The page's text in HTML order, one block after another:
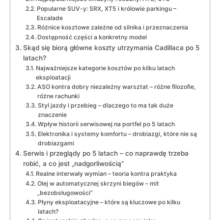
Popularne SUV-y: SRX, XT5 i królowie parkingu –
Escalade
Różnice kosztowe zależne od silnika i przeznaczenia
Dostępność części a konkretny model
Skąd się biorą główne koszty utrzymania Cadillaca po 5
latach?
Najważniejsze kategorie kosztów po kilku latach
eksploatacji
ASO kontra dobry niezależny warsztat – różne filozofie,
różne rachunki
Styl jazdy i przebieg – dlaczego to ma tak duże
znaczenie
Wpływ historii serwisowej na portfel po 5 latach
Elektronika i systemy komfortu – drobiazgi, które nie są
drobiazgami
Serwis i przeglądy po 5 latach – co naprawdę trzeba
robić, a co jest „nadgorliwością”
Realne interwały wymian – teoria kontra praktyka
Olej w automatycznej skrzyni biegów – mit
„bezobsługowości”
Płyny eksploatacyjne – które są kluczowe po kilku
latach?